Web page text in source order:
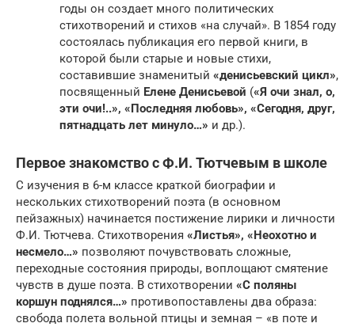
годы он создает много политических
стихотворений и стихов «на случай». В 1854 году
состоялась публикация его первой книги, в
которой были старые и новые стихи,
составившие знаменитый «денисьевский цикл»,
посвященный Елене Денисьевой («Я очи знал, о,
эти очи!..», «Последняя любовь», «Сегодня, друг,
пятнадцать лет минуло…» и др.).
Первое знакомство с Ф.И. Тютчевым в школе
С изучения в 6-м классе краткой биографии и
нескольких стихотворений поэта (в основном
пейзажных) начинается постижение лирики и личности
Ф.И. Тютчева. Стихотворения «Листья», «Неохотно и
несмело…» позволяют почувствовать сложные,
переходные состояния природы, воплощают смятение
чувств в душе поэта. В стихотворении «С поляны
коршун поднялся…» противопоставлены два образа:
свобода полета вольной птицы и земная – «в поте и